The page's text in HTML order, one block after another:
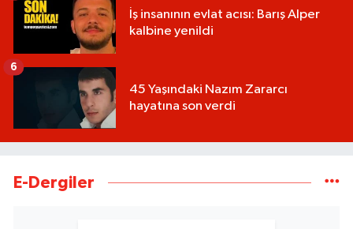
İş insanının evlat acısı: Barış Alper
kalbine yenildi
45 Yaşındaki Nazım Zararcı
hayatına son verdi
6
E-Dergiler